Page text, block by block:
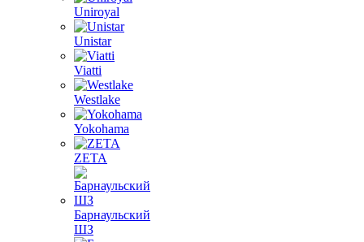
Uniroyal
Unistar
Viatti
Westlake
Yokohama
ZETA
Барнаульский
ШЗ